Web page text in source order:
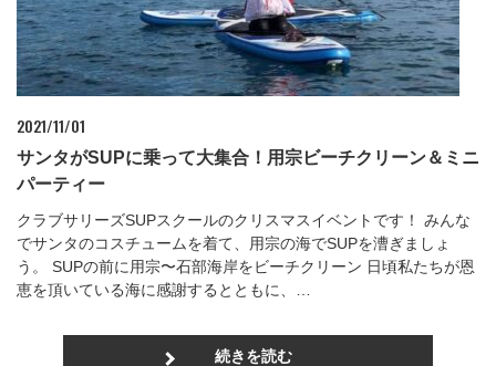
2021/11/01
サンタがSUPに乗って大集合！用宗ビーチクリーン＆ミニ
パーティー
クラブサリーズSUPスクールのクリスマスイベントです！ みんな
でサンタのコスチュームを着て、用宗の海でSUPを漕ぎましょ
う。 SUPの前に用宗〜石部海岸をビーチクリーン 日頃私たちが恩
恵を頂いている海に感謝するとともに、…
続きを読む